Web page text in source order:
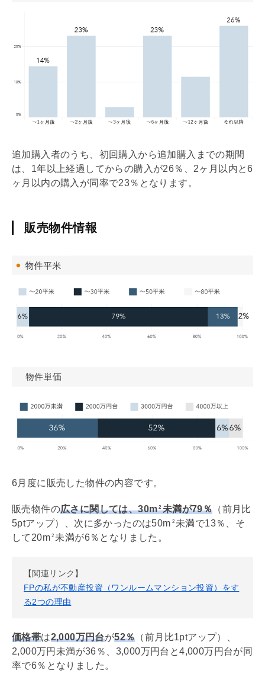
追加購入者のうち、初回購入から追加購入までの期間
は、1年以上経過してからの購入が26％、2ヶ月以内と6
ヶ月以内の購入が同率で23％となります。
販売物件情報
6月度に販売した物件の内容です。
販売物件の広さに関しては、30m 2 未満が79％ （前月比
5ptアップ）、次に多かったのは50m 2 未満で13％、そ
して20m 2 未満が6％となりました。
【関連リンク】
FPの私が不動産投資（ワンルームマンション投資）をす
る2つの理由
価格帯は2,000万円台が52％ （前月比1ptアップ）、
2,000万円未満が36％、3,000万円台と4,000万円台が同
率で6％となりました。